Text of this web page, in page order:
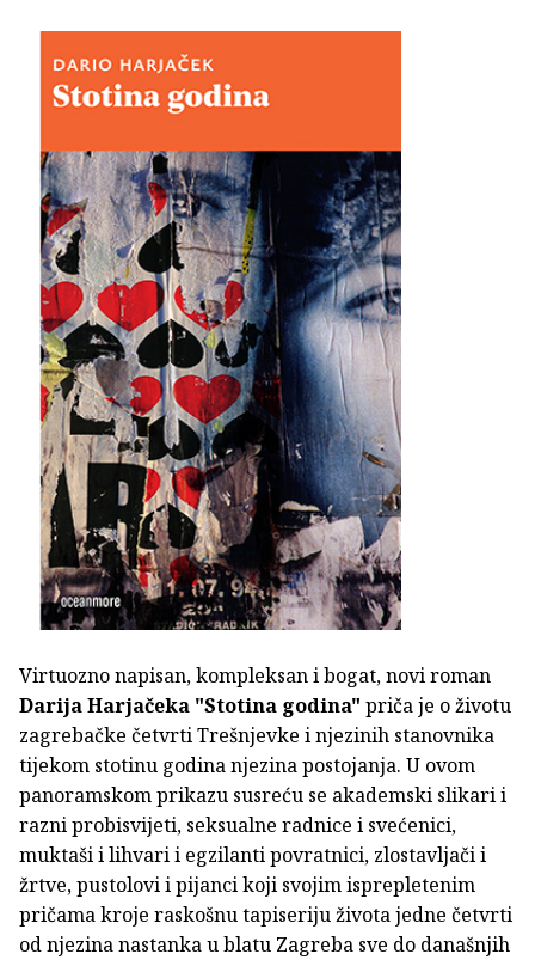
Virtuozno napisan, kompleksan i bogat, novi roman
Darija Harjačeka "Stotina godina" priča je o životu
zagrebačke četvrti Trešnjevke i njezinih stanovnika
tijekom stotinu godina njezina postojanja. U ovom
panoramskom prikazu susreću se akademski slikari i
razni probisvijeti, seksualne radnice i svećenici,
muktaši i lihvari i egzilanti povratnici, zlostavljači i
žrtve, pustolovi i pijanci koji svojim isprepletenim
pričama kroje raskošnu tapiseriju života jedne četvrti
od njezina nastanka u blatu Zagreba sve do današnjih